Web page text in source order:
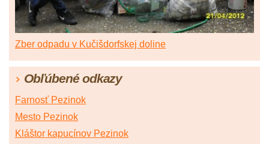
Zber odpadu v Kučišdorfskej doline
Obľúbené odkazy
Farnosť Pezinok
Mesto Pezinok
Kláštor kapucínov Pezinok